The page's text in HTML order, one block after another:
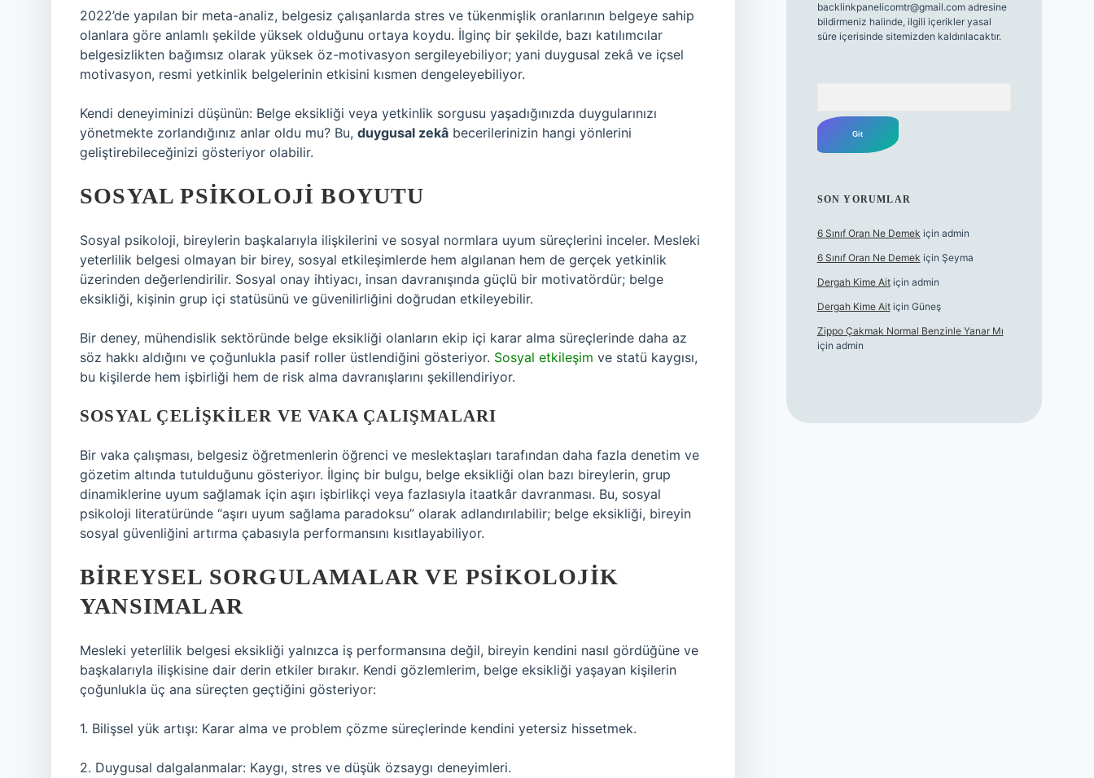
2022’de yapılan bir meta-analiz, belgesiz çalışanlarda stres ve tükenmişlik oranlarının belgeye sahip
olanlara göre anlamlı şekilde yüksek olduğunu ortaya koydu. İlginç bir şekilde, bazı katılımcılar
belgesizlikten bağımsız olarak yüksek öz-motivasyon sergileyebiliyor; yani duygusal zekâ ve içsel
motivasyon, resmi yetkinlik belgelerinin etkisini kısmen dengeleyebiliyor.
Kendi deneyiminizi düşünün: Belge eksikliği veya yetkinlik sorgusu yaşadığınızda duygularınızı
yönetmekte zorlandığınız anlar oldu mu? Bu, duygusal zekâ becerilerinizin hangi yönlerini
geliştirebileceğinizi gösteriyor olabilir.
SOSYAL PSIKOLOJI BOYUTU
Sosyal psikoloji, bireylerin başkalarıyla ilişkilerini ve sosyal normlara uyum süreçlerini inceler. Mesleki
yeterlilik belgesi olmayan bir birey, sosyal etkileşimlerde hem algılanan hem de gerçek yetkinlik
üzerinden değerlendirilir. Sosyal onay ihtiyacı, insan davranışında güçlü bir motivatördür; belge
eksikliği, kişinin grup içi statüsünü ve güvenilirliğini doğrudan etkileyebilir.
Bir deney, mühendislik sektöründe belge eksikliği olanların ekip içi karar alma süreçlerinde daha az
söz hakkı aldığını ve çoğunlukla pasif roller üstlendiğini gösteriyor. Sosyal etkileşim ve statü kaygısı,
bu kişilerde hem işbirliği hem de risk alma davranışlarını şekillendiriyor.
SOSYAL ÇELIŞKILER VE VAKA ÇALIŞMALARI
Bir vaka çalışması, belgesiz öğretmenlerin öğrenci ve meslektaşları tarafından daha fazla denetim ve
gözetim altında tutulduğunu gösteriyor. İlginç bir bulgu, belge eksikliği olan bazı bireylerin, grup
dinamiklerine uyum sağlamak için aşırı işbirlikçi veya fazlasıyla itaatkâr davranması. Bu, sosyal
psikoloji literatüründe “aşırı uyum sağlama paradoksu” olarak adlandırılabilir; belge eksikliği, bireyin
sosyal güvenliğini artırma çabasıyla performansını kısıtlayabiliyor.
BIREYSEL SORGULAMALAR VE PSIKOLOJIK
YANSIMALAR
Mesleki yeterlilik belgesi eksikliği yalnızca iş performansına değil, bireyin kendini nasıl gördüğüne ve
başkalarıyla ilişkisine dair derin etkiler bırakır. Kendi gözlemlerim, belge eksikliği yaşayan kişilerin
çoğunlukla üç ana süreçten geçtiğini gösteriyor:
1. Bilişsel yük artışı: Karar alma ve problem çözme süreçlerinde kendini yetersiz hissetmek.
2. Duygusal dalgalanmalar: Kaygı, stres ve düşük özsaygı deneyimleri.
backlinkpanelicomtr@gmail.comadresine
bildirmeniz halinde, ilgili içerikler yasal
süre içerisinde sitemizden kaldırılacaktır.
SON YORUMLAR
6 Sınıf Oran Ne Demek için admin
6 Sınıf Oran Ne Demek için Şeyma
Dergah Kime Aitiçin admin
Dergah Kime Aitiçin Güneş
Zippo Çakmak Normal Benzinle Yanar Mı
için admin